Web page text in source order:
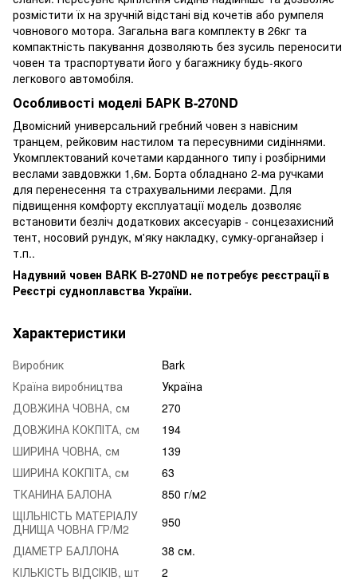
розмістити їх на зручній відстані від кочетів або румпеля
човнового мотора. Загальна вага комплекту в 26кг та
компактність пакування дозволяють без зусиль переносити
човен та траспортувати його у багажнику будь-якого
легкового автомобіля.
Особливості моделі БАРК B-270ND
Двомісний универсальний гребний човен з навісним
транцем, рейковим настилом та пересувними сидіннями.
Укомплектований кочетами карданного типу і розбірними
веслами завдовжки 1,6м. Борта обладнано 2-ма ручками
для перенесення та страхувальними леєрами. Для
підвищення комфорту експлуатації модель дозволяє
встановити безліч додаткових аксесуарів - сонцезахисний
тент, носовий рундук, м'яку накладку, сумку-органайзер і
т.п..
Надувний човен BARK B-270ND не потребує реєстрації в
Реєстрі судноплавства України.
Характеристики
Виробник
Bark
Країна виробництва
Україна
ДОВЖИНА ЧОВНА, см
270
ДОВЖИНА КОКПІТА, см
194
ШИРИНА ЧОВНА, см
139
ШИРИНА КОКПІТА, см
63
ТКАНИНА БАЛОНА
850 г/м2
ЩІЛЬНІСТЬ МАТЕРІАЛУ
ДНИЩА ЧОВНА ГР/М2
950
ДІАМЕТР БАЛЛОНА
38 см.
КІЛЬКІСТЬ ВІДСІКІВ, шт
2